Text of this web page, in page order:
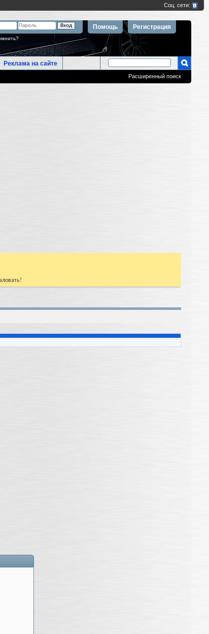
Регистрация
Помощь
Реклама на сайте
Расширенный поиск